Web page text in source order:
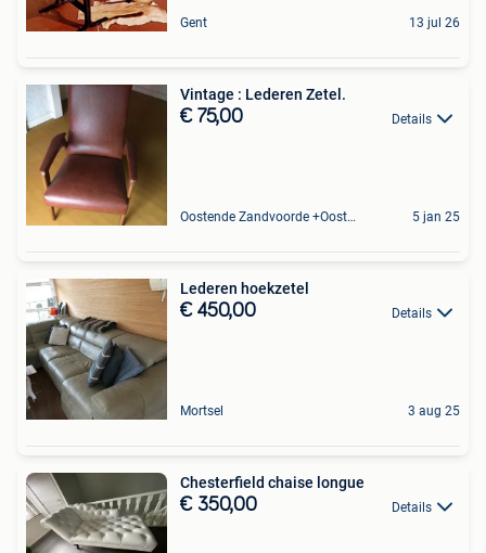
Gent 13 jul 26
Vintage : Lederen Zetel.
€ 75,00 Details
Oostende Zandvoorde +Oostende 5 jan 25
Lederen hoekzetel
€ 450,00 Details
Mortsel 3 aug 25
Chesterfield chaise longue
€ 350,00 Details